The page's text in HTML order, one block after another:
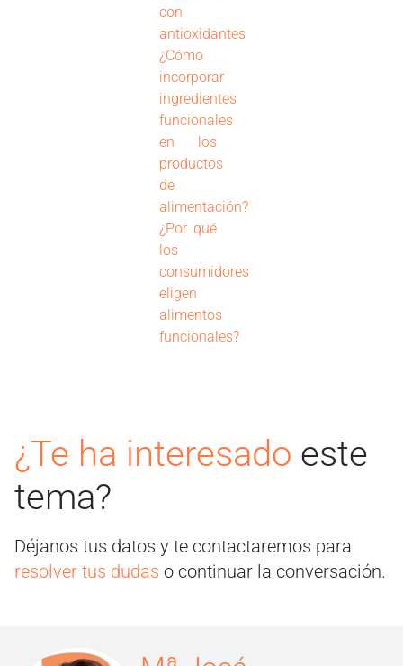
con
antioxidantes
¿Cómo
incorporar
ingredientes
funcionales
en los
productos
de
alimentación?
¿Por qué
los
consumidores
eligen
alimentos
funcionales?
¿Te ha interesado este
tema?
Déjanos tus datos y te contactaremos para
resolver tus dudas o continuar la conversación.